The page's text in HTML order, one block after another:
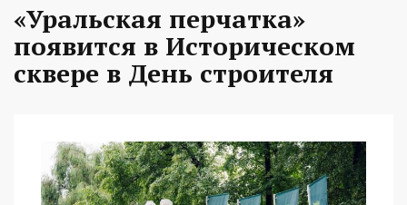
«Уральская перчатка»
появится в Историческом
сквере в День строителя